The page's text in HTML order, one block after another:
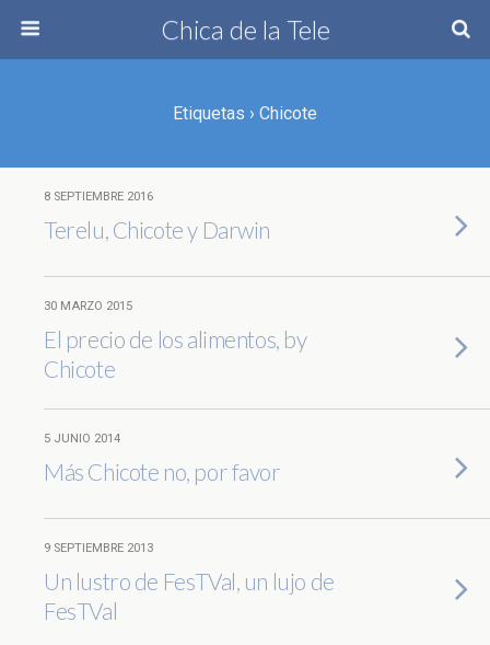
Chica de la Tele
Etiquetas › Chicote
8 SEPTIEMBRE 2016
Terelu, Chicote y Darwin
30 MARZO 2015
El precio de los alimentos, by
Chicote
5 JUNIO 2014
Más Chicote no, por favor
9 SEPTIEMBRE 2013
Un lustro de FesTVal, un lujo de
FesTVal